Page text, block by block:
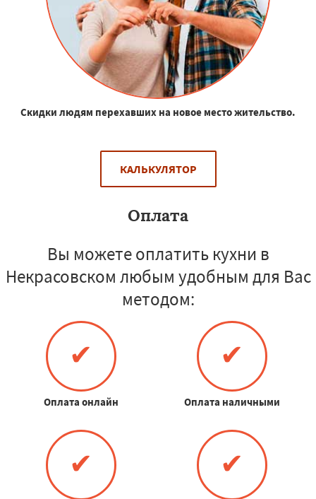
Скидки людям перехавших на новое место жительство.
КАЛЬКУЛЯТОР
Оплата
Вы можете оплатить кухни в
Некрасовском любым удобным для Вас
методом:
✔
Оплата онлайн
✔
Оплата наличными
✔ ✔